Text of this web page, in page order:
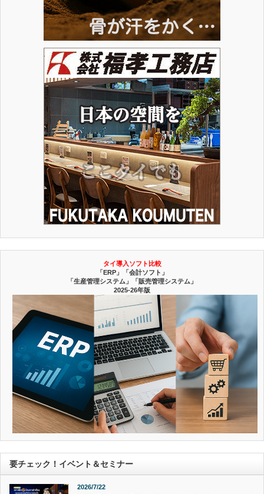
タイ導入ソフト比較
「ERP」「会計ソフト」
「生産管理システム」「販売管理システム」
2025-26年版
要チェック！イベント＆セミナー
2026/7/22